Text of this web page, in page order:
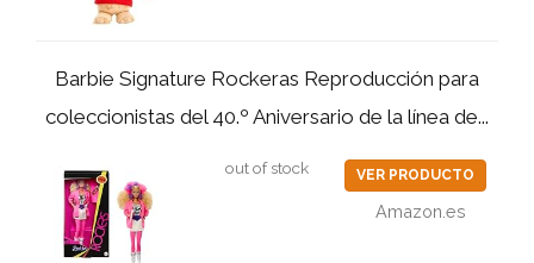
Barbie Signature Rockeras Reproducción para
coleccionistas del 40.º Aniversario de la línea de...
out of stock VER PRODUCTO
Amazon.es